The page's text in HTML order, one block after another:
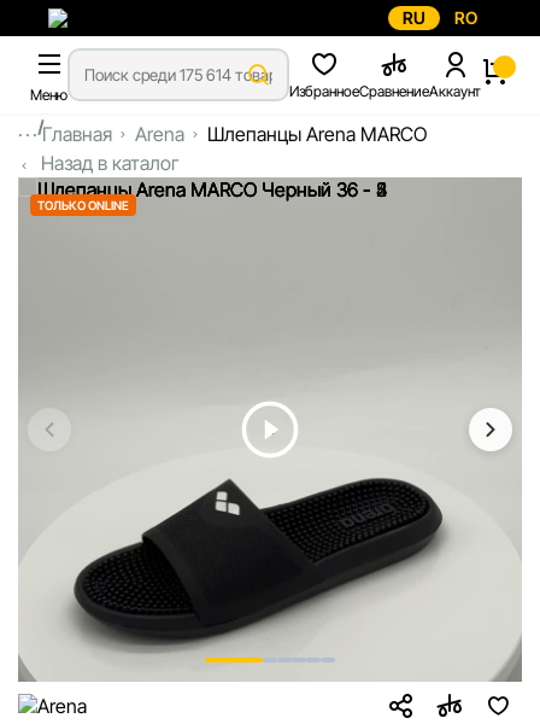
RU RO
Меню ИзбранноеСравнениеАккаунт
...Главная Arena
Шлепанцы Arena MARCO
Назад в каталог
ТОЛЬКО ONLINE